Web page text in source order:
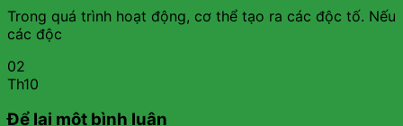
Trong quá trình hoạt động, cơ thể tạo ra các độc tố. Nếu
các độc
02
Th10
Để lại một bình luận